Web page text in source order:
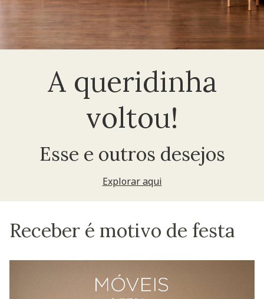
A queridinha
voltou!
Esse e outros desejos
Explorar aqui
Receber é motivo de festa